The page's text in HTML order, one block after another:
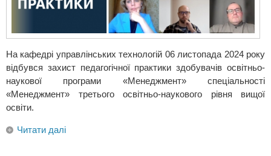
На кафедрі управлінських технологій 06 листопада 2024 року
відбувся захист педагогічної практики здобувачів освітньо-
наукової програми «Менеджмент» спеціальності
«Менеджмент» третього освітньо-наукового рівня вищої
освіти.
Читати далі